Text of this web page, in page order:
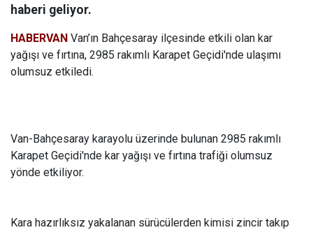
haberi geliyor.
HABERVAN Van’ın Bahçesaray ilçesinde etkili olan kar
yağışı ve fırtına, 2985 rakımlı Karapet Geçidi'nde ulaşımı
olumsuz etkiledi.
Van-Bahçesaray karayolu üzerinde bulunan 2985 rakımlı
Karapet Geçidi'nde kar yağışı ve fırtına trafiği olumsuz
yönde etkiliyor.
Kara hazırlıksız yakalanan sürücülerden kimisi zincir takıp